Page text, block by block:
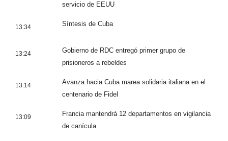
servicio de EEUU
13:34 Síntesis de Cuba
13:24
Gobierno de RDC entregó primer grupo de
prisioneros a rebeldes
13:14
Avanza hacia Cuba marea solidaria italiana en el
centenario de Fidel
13:09
Francia mantendrá 12 departamentos en vigilancia
de canícula